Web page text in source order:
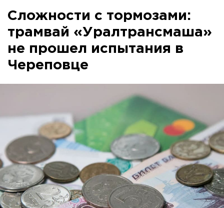
Сложности с тормозами:
трамвай «Уралтрансмаша»
не прошел испытания в
Череповце